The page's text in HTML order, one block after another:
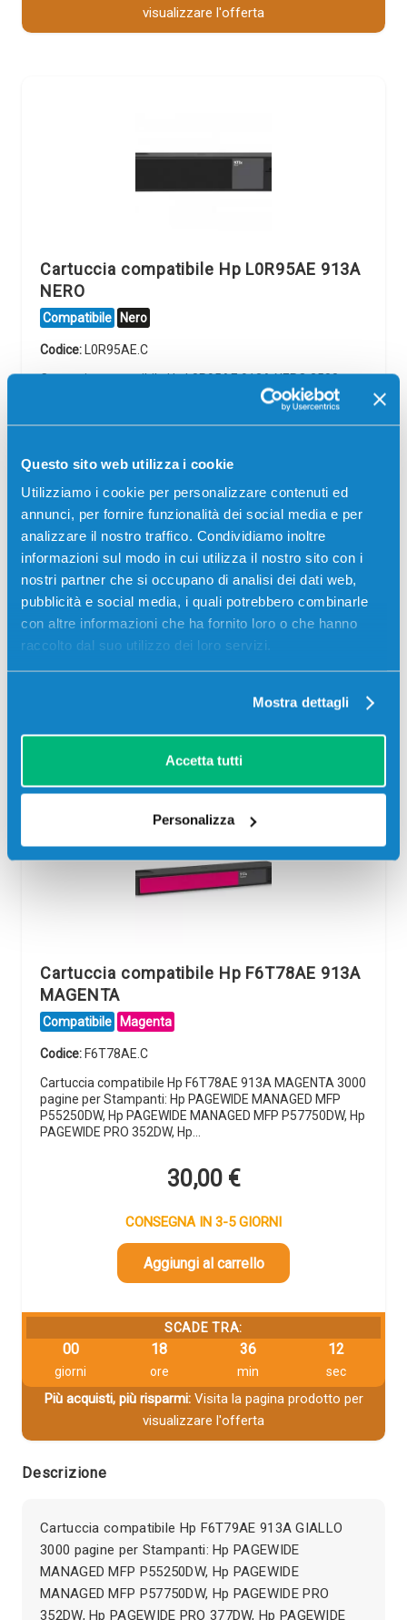
Questo sito web utilizza i cookie
Utilizziamo i cookie per personalizzare contenuti ed
annunci, per fornire funzionalità dei social media e per
analizzare il nostro traffico. Condividiamo inoltre
informazioni sul modo in cui utilizza il nostro sito con i
nostri partner che si occupano di analisi dei dati web,
pubblicità e social media, i quali potrebbero combinarle
con altre informazioni che ha fornito loro o che hanno
raccolto dal suo utilizzo dei loro servizi.
Mostra dettagli
Accetta tutti
Personalizza
visualizzare l'offerta
Cartuccia compatibile Hp L0R95AE 913A
NERO
Compatibile Nero
Codice: L0R95AE.C
Cartuccia compatibile Hp L0R95AE 913A NERO 3500
pagine per Stampanti: Hp PAGEWIDE MANAGED MFP
P55250DW, Hp PAGEWIDE MANAGED MFP P57750DW, Hp
PAGEWIDE PRO 352DW, Hp…
35,00€
CONSEGNA IN 3-5 GIORNI
Aggiungi al carrello
SCADE TRA:
00
giorni
18
ore
36
min sec
Visita la pagina prodotto per
Cartuccia compatibile Hp F6T78AE 913A
MAGENTA
Compatibile Magenta
Codice: F6T78AE.C
Cartuccia compatibile Hp F6T78AE 913A MAGENTA 3000
pagine per Stampanti: Hp PAGEWIDE MANAGED MFP
P55250DW, Hp PAGEWIDE MANAGED MFP P57750DW, Hp
PAGEWIDE PRO 352DW, Hp…
30,00 €
CONSEGNA IN 3-5 GIORNI
Aggiungi al carrello
SCADE TRA:
00
giorni
18
ore
36
min
12
sec
Più acquisti, più risparmi:Visita la pagina prodotto per
visualizzare l'offerta
Descrizione
Cartuccia compatibile Hp F6T79AE 913A GIALLO
3000 pagine per Stampanti: Hp PAGEWIDE
MANAGED MFP P55250DW, Hp PAGEWIDE
MANAGED MFP P57750DW, Hp PAGEWIDE PRO
352DW, Hp PAGEWIDE PRO 377DW, Hp PAGEWIDE